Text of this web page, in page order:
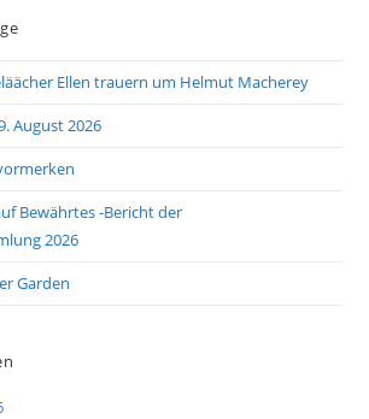
Ellen trauern um Helmut Macherey
August 2026
Bewährtes -Bericht der
2026
Garden